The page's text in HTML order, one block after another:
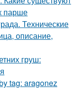
парше
Технические
описание,
груш:
tag: aragonez